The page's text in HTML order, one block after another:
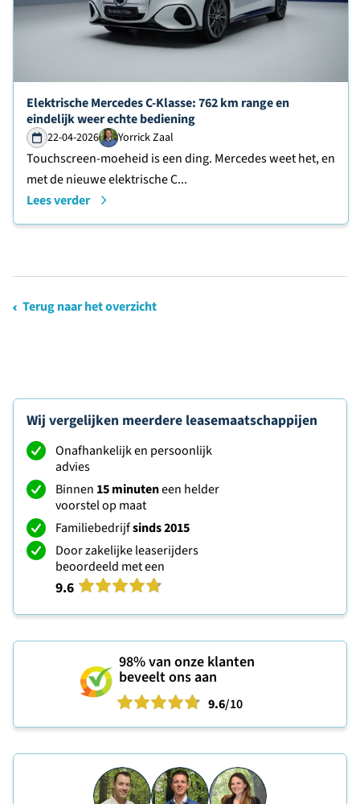
Lees verder over
Elektrische Mercedes C-Klasse: 762 km range en
eindelijk weer echte bediening
22-04-2026 Yorrick Zaal
Touchscreen-moeheid is een ding. Mercedes weet het, en
met de nieuwe elektrische C...
Lees verder
Terug naar het overzicht
Wij vergelijken meerdere leasemaatschappijen
Onafhankelijk en persoonlijk
advies
Binnen 15 minuteneen helder
voorstel op maat
Familiebedrijfsinds 2015
Door zakelijke leaserijders
beoordeeld met een
9.6
98%van onze klanten
beveelt ons aan
9.6/10